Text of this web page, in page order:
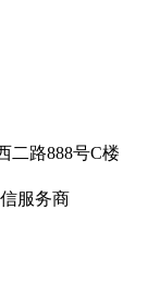
二路888号C楼
服务商